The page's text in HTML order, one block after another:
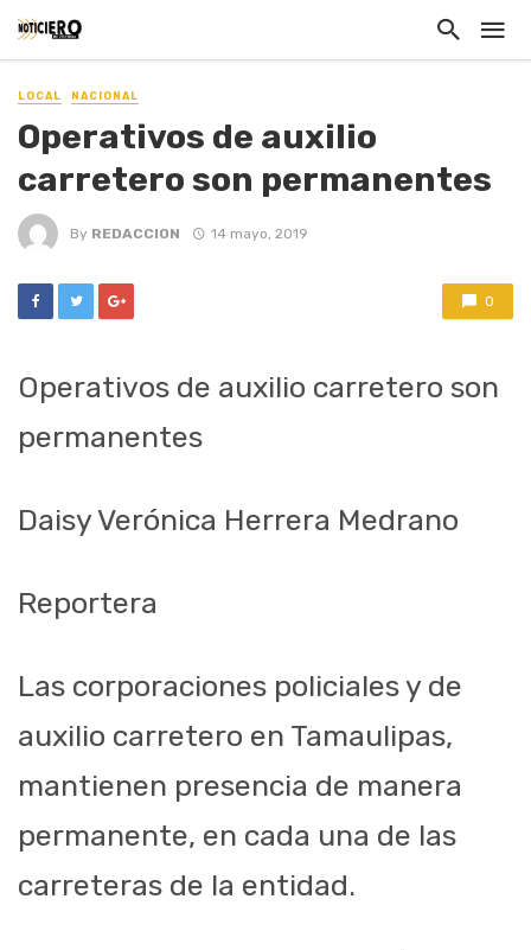
LOCAL NACIONAL
Operativos de auxilio
carretero son permanentes
By REDACCION 14 mayo, 2019
0
Operativos de auxilio carretero son
permanentes
Daisy Verónica Herrera Medrano
Reportera
Las corporaciones policiales y de
auxilio carretero en Tamaulipas,
mantienen presencia de manera
permanente, en cada una de las
carreteras de la entidad.